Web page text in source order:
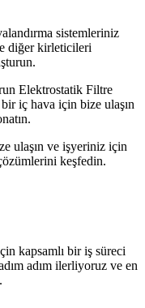
sistemleriniz
diğer kirleticileri
Elektrostatik Filtre
iç hava için bize ulaşın
ulaşın ve işyeriniz için
keşfedin.
kapsamlı bir iş süreci
adım ilerliyoruz ve en